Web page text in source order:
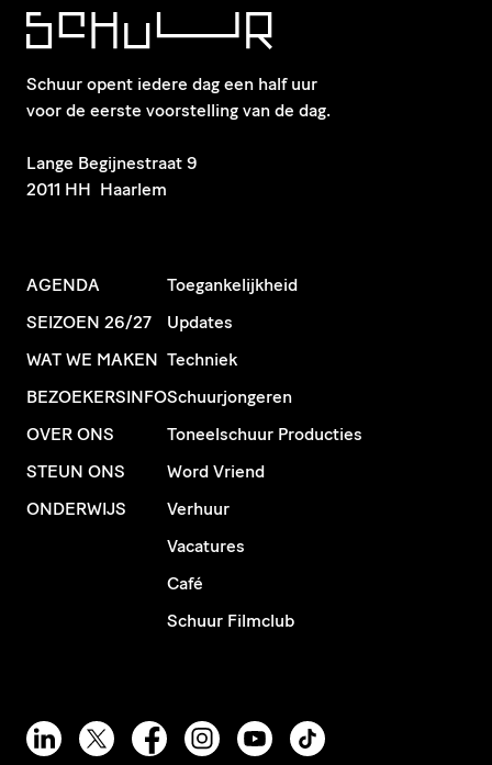
Schuur opent iedere dag een half uur
voor de eerste voorstelling van de dag.
​Lange Begijnestraat 9
2011 HH Haarlem
AGENDA
SEIZOEN 26/27
WAT WE MAKEN
BEZOEKERSINFO
OVER ONS
STEUN ONS
ONDERWIJS
Toegankelijkheid
Updates
Techniek
Schuurjongeren
Toneelschuur Producties
Word Vriend
Verhuur
Vacatures
Café
Schuur Filmclub